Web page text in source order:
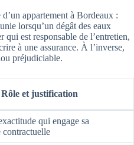
appartement à Bordeaux :
lorsqu’un dégât des eaux
est responsable de l’entretien,
à une assurance. À l’inverse,
préjudiciable.
Rôle et justification
qui engage sa
contractuelle